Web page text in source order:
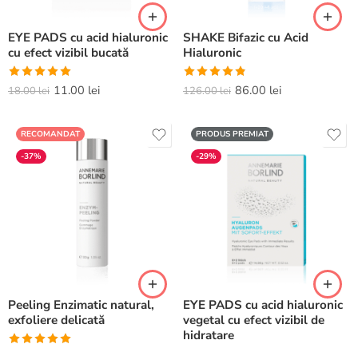
EYE PADS cu acid hialuronic
cu efect vizibil bucată
Evaluat la
18.00lei 11.00 lei
SHAKE Bifazic cu Acid
Hialuronic
Evaluat la
126.00lei 86.00 lei
RECOMANDAT
-37%
Peeling Enzimatic natural,
exfoliere delicată
PRODUS PREMIAT
-29%
EYE PADS cu acid hialuronic
vegetal cu efect vizibil de
hidratare